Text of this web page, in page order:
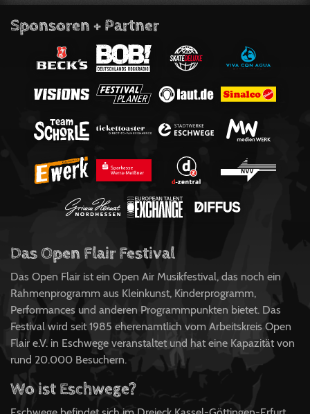
Sponsoren + Partner
Das Open Flair Festival
Das Open Flair ist ein Open Air Musikfestival, das noch ein
Rahmenprogramm aus Kleinkunst, Kinderprogramm,
Performances und anderen Programmpunkten bietet. Das
Festival wird seit 1985 eherenamtlich vom Arbeitskreis Open
Flair e.V. in Eschwege veranstaltet und hat eine Kapazität von
rund 20.000 Besuchern.
Wo ist Eschwege?